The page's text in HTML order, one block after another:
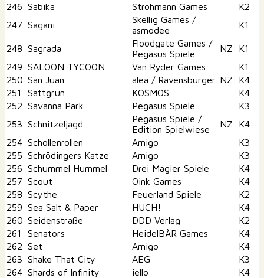
246 Sabika Strohmann Games
K2
247 Sagani
Skellig Games /
asmodee
K1
248 Sagrada
Floodgate Games /
Pegasus Spiele
NZ
K1
249 SALOON TYCOON Van Ryder Games
K1
250 San Juan alea / Ravensburger NZ
K4
251
Sattgrün KOSMOS
K4
252 Savanna Park Pegasus Spiele
K3
253 Schnitzeljagd
Pegasus Spiele /
Edition Spielwiese
NZ
K4
254 Schollenrollen Amigo
K3
255 Schrödingers Katze Amigo
K3
256 Schummel Hummel Drei Magier Spiele
K4
257 Scout Oink Games
K4
258 Scythe Feuerland Spiele
K2
259 Sea Salt & Paper HUCH!
K4
260 Seidenstraße DDD Verlag
K2
261
Senators HeidelBÄR Games
K4
262 Set Amigo
K4
263 Shake That City AEG
K3
264 Shards of Infinity iello
K4